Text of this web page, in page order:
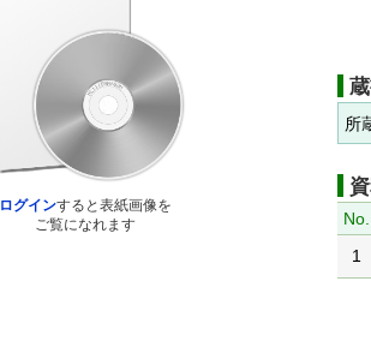
ログインすると表紙画像を
ご覧になれます
所
No.
1